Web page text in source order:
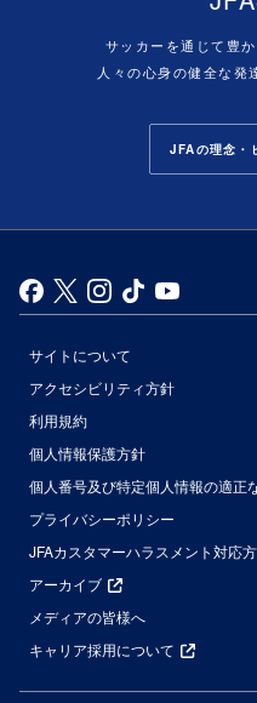
サッカーを通じて豊
人々の心身の健全な発
JFAの理念・
サイトについて
アクセシビリティ方針
利用規約
個人情報保護方針
個人番号及び特定個人情報の適正
プライバシーポリシー
JFAカスタマーハラスメント対応
アーカイブ
メディアの皆様へ
キャリア採用について